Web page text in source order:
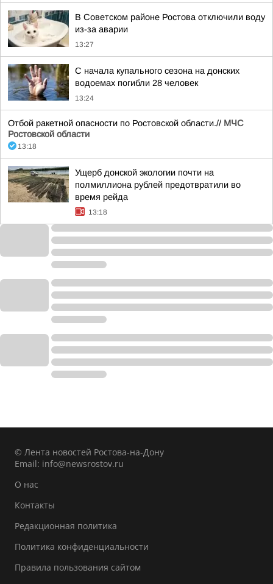
В Советском районе Ростова отключили воду
из-за аварии
13:27
С начала купального сезона на донских
водоемах погибли 28 человек
13:24
Отбой ракетной опасности по Ростовской области.// МЧС
Ростовской области
13:18
Ущерб донской экологии почти на
полмиллиона рублей предотвратили во
время рейда
13:18
© Лента новостей Ростова-на-Дону
Email: info@newsrostov.ru
О нас
Контакты
Редакционная политика
Политика конфиденциальности
Правила пользования сайтом